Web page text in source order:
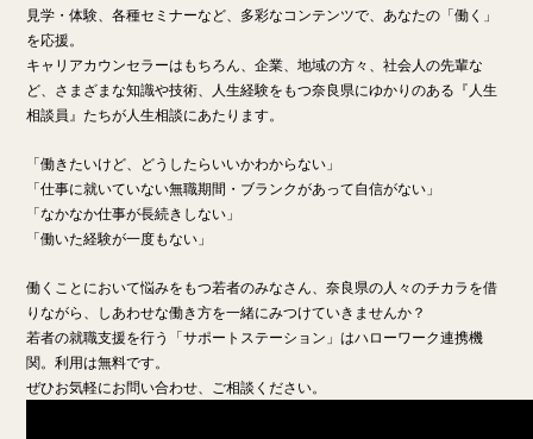
見学・体験、各種セミナーなど、多彩なコンテンツで、あなたの「働く」
を応援。
キャリアカウンセラーはもちろん、企業、地域の方々、社会人の先輩な
ど、さまざまな知識や技術、人生経験をもつ奈良県にゆかりのある『人生
相談員』たちが人生相談にあたります。
「働きたいけど、どうしたらいいかわからない」
「仕事に就いていない無職期間・ブランクがあって自信がない」
「なかなか仕事が長続きしない」
「働いた経験が一度もない」
働くことにおいて悩みをもつ若者のみなさん、奈良県の人々のチカラを借
りながら、しあわせな働き方を一緒にみつけていきませんか？
若者の就職支援を行う「サポートステーション」はハローワーク連携機
関。利用は無料です。
ぜひお気軽にお問い合わせ、ご相談ください。